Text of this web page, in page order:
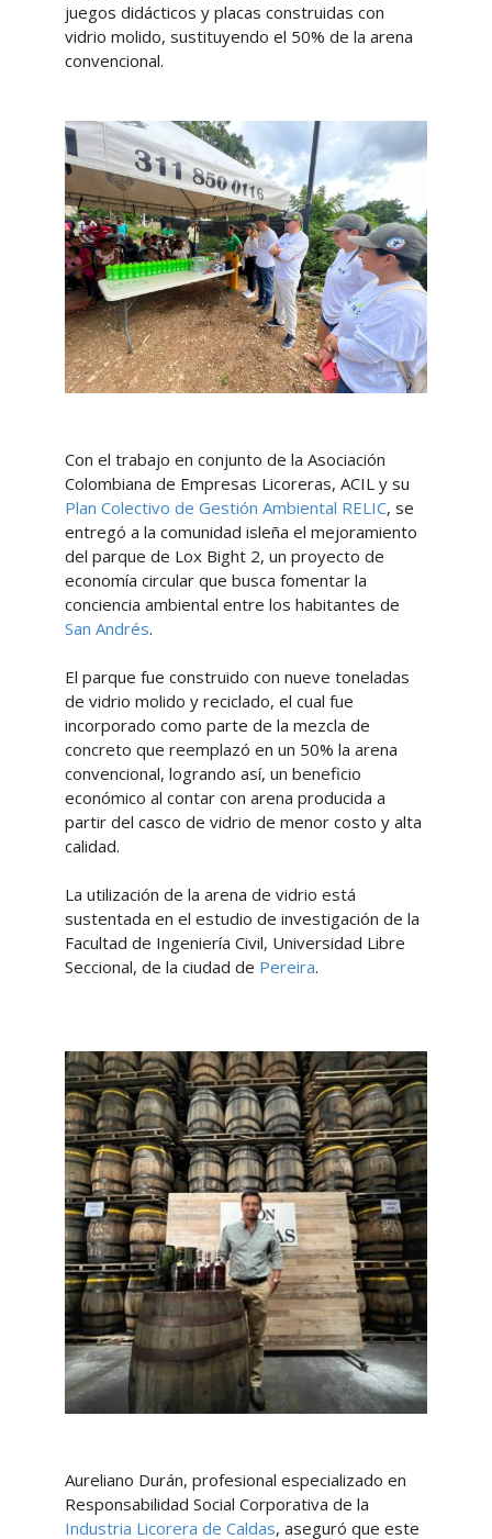
juegos didácticos y placas construidas con
vidrio molido, sustituyendo el 50% de la arena
convencional.
Con el trabajo en conjunto de la Asociación
Colombiana de Empresas Licoreras, ACIL y su
Plan Colectivo de Gestión Ambiental RELIC, se
entregó a la comunidad isleña el mejoramiento
del parque de Lox Bight 2, un proyecto de
economía circular que busca fomentar la
conciencia ambiental entre los habitantes de
San Andrés.
El parque fue construido con nueve toneladas
de vidrio molido y reciclado, el cual fue
incorporado como parte de la mezcla de
concreto que reemplazó en un 50% la arena
convencional, logrando así, un beneficio
económico al contar con arena producida a
partir del casco de vidrio de menor costo y alta
calidad.
La utilización de la arena de vidrio está
sustentada en el estudio de investigación de la
Facultad de Ingeniería Civil, Universidad Libre
Seccional, de la ciudad de Pereira.
Aureliano Durán, profesional especializado en
Responsabilidad Social Corporativa de la
Industria Licorera de Caldas, aseguró que este